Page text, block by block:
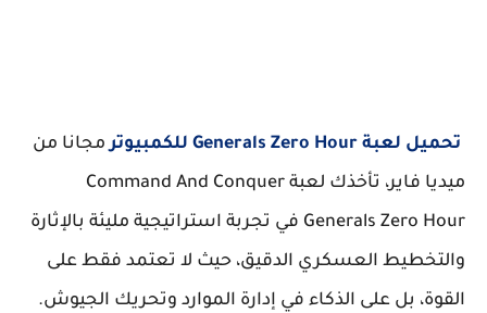
تحميل لعبة Generals Zero Hour للكمبيوتر
مجانا من
ميديا فاير، تأخذك لعبة Command And Conquer
Generals Zero Hour في تجربة استراتيجية مليئة بالإثارة
والتخطيط العسكري الدقيق، حيث لا تعتمد فقط على
القوة، بل على الذكاء في إدارة الموارد وتحريك الجيوش.